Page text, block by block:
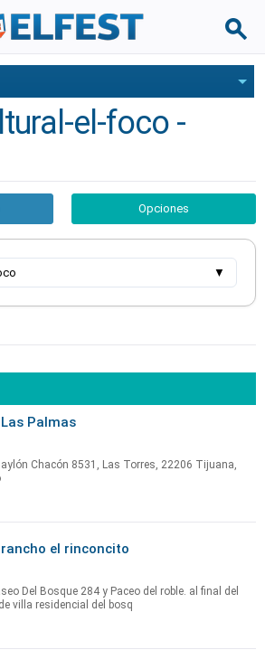
el-foco -
Opciones
▼
Palmas
Chacón 8531, Las Torres, 22206 Tijuana,
el rinconcito
Del Bosque 284 y Paceo del roble. al final del
villa residencial del bosq